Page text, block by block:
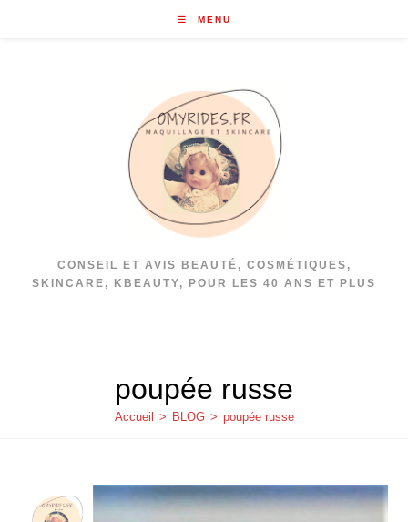
MENU
CONSEIL ET AVIS BEAUTÉ, COSMÉTIQUES,
SKINCARE, KBEAUTY, POUR LES 40 ANS ET PLUS
poupée russe
Accueil > BLOG > poupée russe